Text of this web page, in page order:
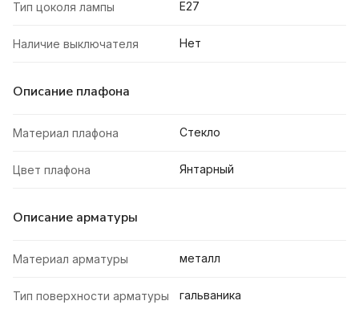
Тип цоколя лампы E27
Наличие выключателя Нет
Описание плафона
Материал плафона Стекло
Цвет плафона Янтарный
Описание арматуры
Материал арматуры металл
Тип поверхности арматуры гальваника